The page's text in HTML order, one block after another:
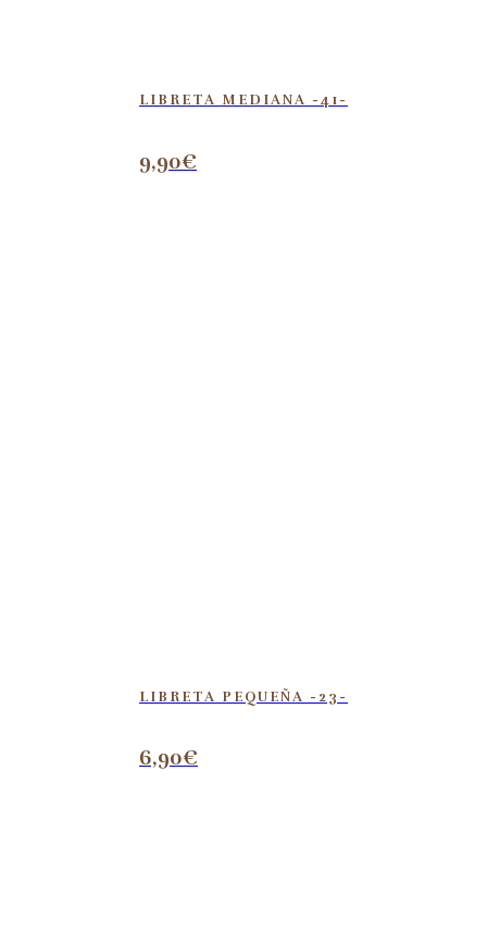
LIBRETA MEDIANA -41-
9,90€
LIBRETA PEQUEÑA -23-
6,90€